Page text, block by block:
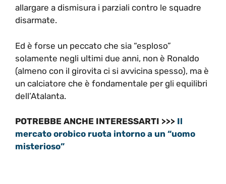
allargare a dismisura i parziali contro le squadre
disarmate.
Ed è forse un peccato che sia “esploso”
solamente negli ultimi due anni, non è Ronaldo
(almeno con il girovita ci si avvicina spesso), ma è
un calciatore che è fondamentale per gli equilibri
dell’Atalanta.
POTREBBE ANCHE INTERESSARTI >>> Il
mercato orobico ruota intorno a un “uomo
misterioso”